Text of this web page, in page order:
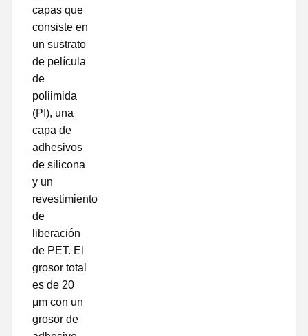
capas que
consiste en
un sustrato
de película
de
poliimida
(PI), una
capa de
adhesivos
de silicona
y un
revestimiento
de
liberación
de PET. El
grosor total
es de 20
μm con un
grosor de